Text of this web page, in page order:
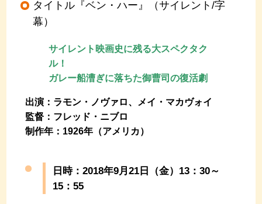
タイトル『ベン・ハー』（サイレント/字
幕）
サイレント映画史に残る大スペクタク
ル！
ガレー船漕ぎに落ちた御曹司の復活劇
出演：ラモン・ノヴァロ、メイ・マカヴォイ
監督：フレッド・ニブロ
制作年：1926年（アメリカ）
日時：2018年9月21日（金）13：30～
15：55